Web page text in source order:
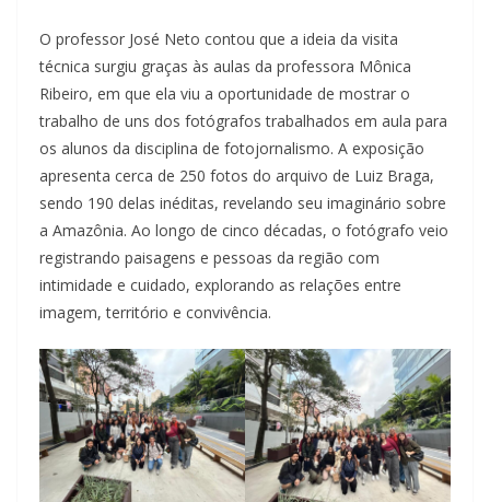
O professor José Neto contou que a ideia da visita
técnica surgiu graças às aulas da professora Mônica
Ribeiro, em que ela viu a oportunidade de mostrar o
trabalho de uns dos fotógrafos trabalhados em aula para
os alunos da disciplina de fotojornalismo. A exposição
apresenta cerca de 250 fotos do arquivo de Luiz Braga,
sendo 190 delas inéditas, revelando seu imaginário sobre
a Amazônia. Ao longo de cinco décadas, o fotógrafo veio
registrando paisagens e pessoas da região com
intimidade e cuidado, explorando as relações entre
imagem, território e convivência.